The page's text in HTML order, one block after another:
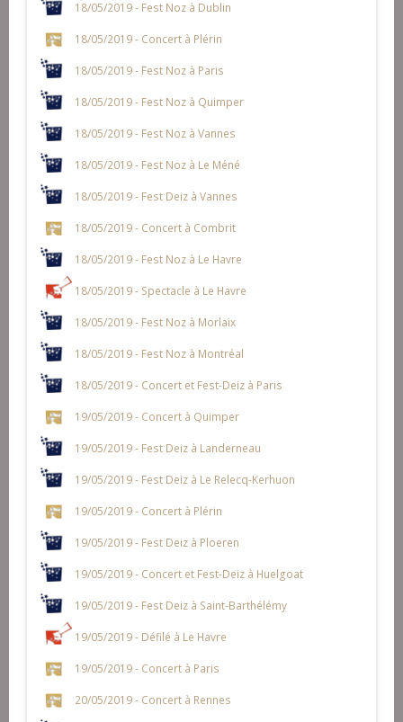
18/05/2019 - Fest Noz à Dublin
18/05/2019 - Concert à Plérin
18/05/2019 - Fest Noz à Paris
18/05/2019 - Fest Noz à Quimper
18/05/2019 - Fest Noz à Vannes
18/05/2019 - Fest Noz à Le Méné
18/05/2019 - Fest Deiz à Vannes
18/05/2019 - Concert à Combrit
18/05/2019 - Fest Noz à Le Havre
18/05/2019 - Spectacle à Le Havre
18/05/2019 - Fest Noz à Morlaix
18/05/2019 - Fest Noz à Montréal
18/05/2019 - Concert et Fest-Deiz à Paris
19/05/2019 - Concert à Quimper
19/05/2019 - Fest Deiz à Landerneau
19/05/2019 - Fest Deiz à Le Relecq-Kerhuon
19/05/2019 - Concert à Plérin
19/05/2019 - Fest Deiz à Ploeren
19/05/2019 - Concert et Fest-Deiz à Huelgoat
19/05/2019 - Fest Deiz à Saint-Barthélémy
19/05/2019 - Défilé à Le Havre
19/05/2019 - Concert à Paris
20/05/2019 - Concert à Rennes